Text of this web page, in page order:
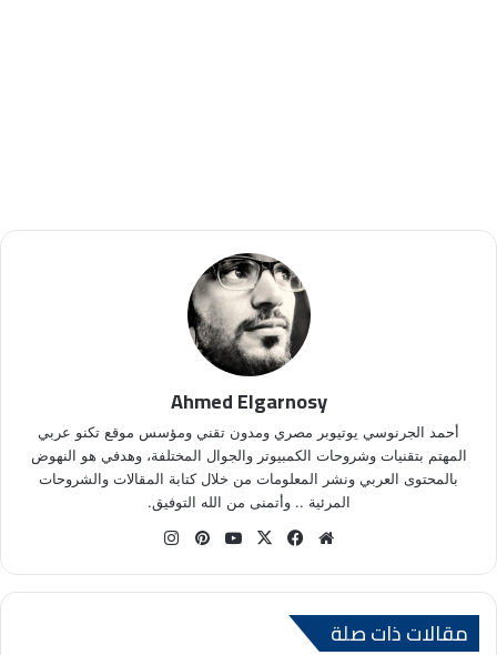
Ahmed Elgarnosy
أحمد الجرنوسي يوتيوبر مصري ومدون تقني ومؤسس موقع تكنو عربي
المهتم بتقنيات وشروحات الكمبيوتر والجوال المختلفة، وهدفي هو النهوض
بالمحتوى العربي ونشر المعلومات من خلال كتابة المقالات والشروحات
المرئية .. وأتمنى من الله التوفيق.
موق
الوي
ب
في
وك
X
يوتي
بينتي
س
ام
مقالات ذات صلة